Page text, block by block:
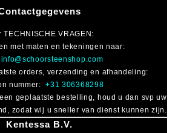
TECHNISCHE VRAGEN :
met maten en tekeningen naar:
info@schoorsteenshop.com
orders, verzending en afhandeling:
nummer:+31 306368298
geplaatste bestelling, houd u dan svp uw
zodat wij u sneller van dienst kunnen zijn.
Kentessa B.V.